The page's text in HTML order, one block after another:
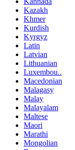
Kazakh
Khmer
Kurdish
Kyrgyz
Latin
Latvian
Lithuanian
Luxembou..
Macedonian
Malagasy
Malay
Malayalam
Maltese
Maori
Marathi
Mongolian